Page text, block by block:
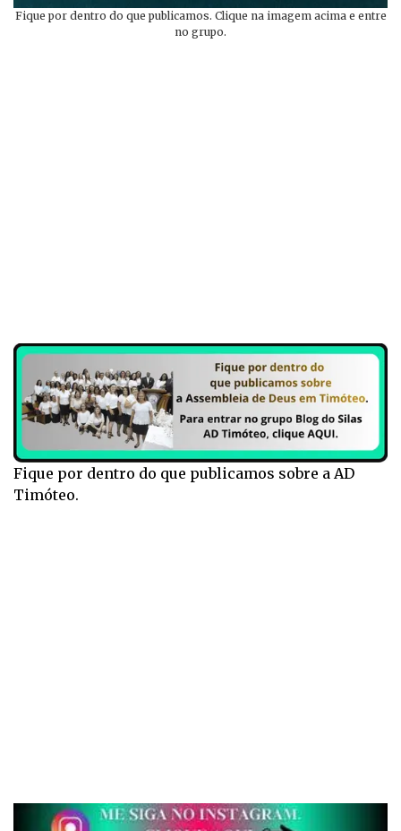
Fique por dentro do que publicamos. Clique na imagem acima e entre
no grupo.
Fique por dentro do que publicamos sobre a AD
Timóteo.